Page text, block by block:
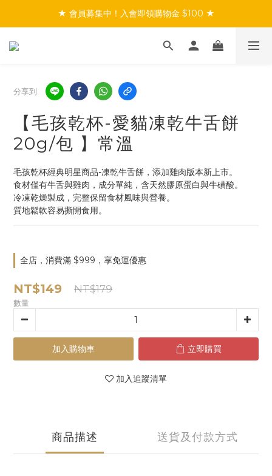
★ 會員募集中！入會即領購物金 $100 ★
★ 會員募集中！入會即領購物金 $100 ★
★ 滿$999免運／會員首購享免運 ★
分享到
【毛孩乾杯-愛貓凍乾牛舌餅
20g/包 】常溫
毛孩乾杯經典明星商品-凍乾牛舌餅，添加雞肉版本新上市。
食材僅有牛舌與雞肉，成分單純，含天然膠原蛋白與牛磺酸。
冷凍乾燥製成，完整保留食材風味與營養。
質地鬆軟容易撕開食用。
全店，消費滿 $999，享免運優惠
NT$149 NT$179
數量
加入購物車 立即購買
加入追蹤清單
商品描述 送貨及付款方式